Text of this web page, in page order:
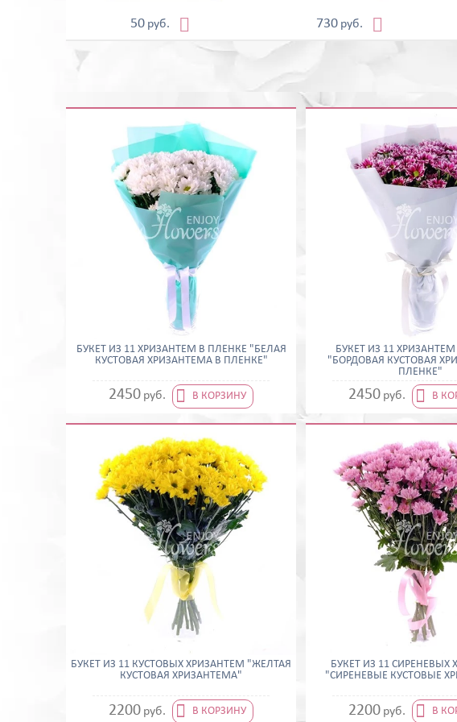
50 руб.  730 руб. 
БУКЕТ ИЗ 11 ХРИЗАНТЕМ В ПЛЕНКЕ "БЕЛАЯ
КУСТОВАЯ ХРИЗАНТЕМА В ПЛЕНКЕ"
2450 руб.  В КОРЗИНУ
БУКЕТ ИЗ 11
"БОРДОВАЯ КУСТОВАЯ
ПЛЕНКЕ"
2450 руб.  В
БУКЕТ ИЗ 11 КУСТОВЫХ ХРИЗАНТЕМ "ЖЕЛТАЯ
КУСТОВАЯ ХРИЗАНТЕМА"
2200 руб.  В КОРЗИНУ
БУКЕТ ИЗ 11 СИРЕНЕВЫХ
"СИРЕНЕВЫЕ КУСТОВЫЕ
2200 руб.  В